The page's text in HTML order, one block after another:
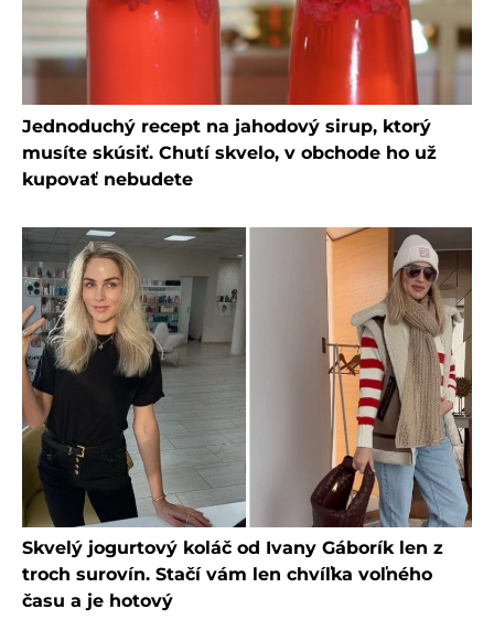
Jednoduchý recept na jahodový sirup, ktorý
musíte skúsiť. Chutí skvelo, v obchode ho už
kupovať nebudete
Skvelý jogurtový koláč od Ivany Gáborík len z
troch surovín. Stačí vám len chvíľka voľného
času a je hotový